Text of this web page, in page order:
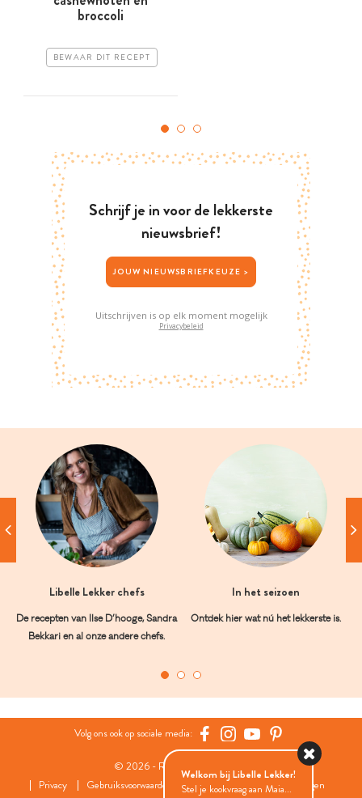
broccoli
BEWAAR DIT RECEPT
Schrijf je in voor de lekkerste
nieuwsbrief!
JOUW NIEUWSBRIEFKEUZE >
Uitschrijven is op elk moment mogelijk
Privacybeleid
Libelle Lekker chefs
De recepten van Ilse D’hooge, Sandra
Bekkari en al onze andere chefs.
In het seizoen
Ontdek hier wat nú het lekkerste is.
Volg ons ook op sociale media:
© 2026 - Roularta Media Group
Privacy
Gebruiksvoorwaarden Cookies Cookies instellingen
Welkom bij Libelle Lekker!
Stel je kookvraag aan Maia...